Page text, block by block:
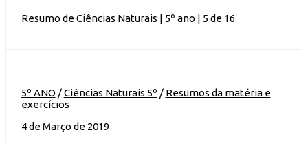
Resumo de Ciências Naturais | 5º ano | 5 de 16
5º ANO /Ciências Naturais 5º / Resumos da matéria e
exercícios
4 de Março de 2019